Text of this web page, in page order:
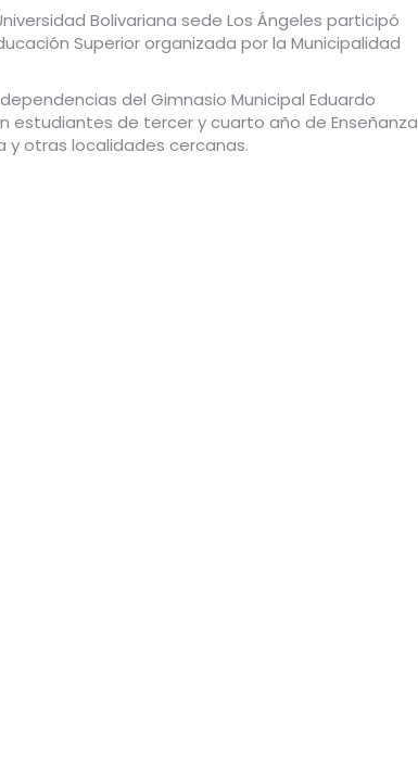
Bolivariana sede Los Ángeles participó
Superior organizada por la Municipalidad
del Gimnasio Municipal Eduardo
estudiantes de tercer y cuarto año de Enseñanza
y otras localidades cercanas.